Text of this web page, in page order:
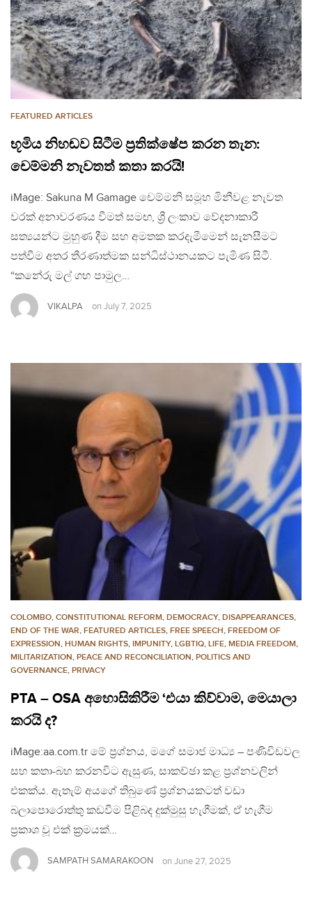
FEATURED ARTICLES
භූමිය නිහඬව සිටීම ප්‍රතික්ෂේප කරන තැන:
චෙම්මනි නැවතත් කතා කරයි!
iMage: Sakuna M Gamage චෙම්මනි සමූහ මිනීවළ නැවත
වරක් අනාවරණය වීමත් සමඟ, ශ්‍රී ලංකාව වේදනාකාරී
සත්‍යයන්ට මුහුණ දීම සහ අමතක කරදැමීමෙන් සැනසීමට
පත්වීම අතර තීරණාත්මක සන්ධිස්ථානයකට පැමිණ සිටී.
“කනේරු මල් ගහ පාමුල…
VIKALPA on July 7, 2025
COLOMBO, CONSTITUTIONAL REFORM, DEMOCRACY, DISAPPEARANCES,
END OF THE WAR, FEATURED ARTICLES, FREE SPEECH, FREEDOM OF
EXPRESSION, HUMAN RIGHTS, IMPUNITY, LGBTIQ, LIFE, MEDIA FREEDOM,
MILITARIZATION, PEACE AND RECONCILIATION, POLITICS AND
GOVERNANCE, PRIVACY
PTA – OSA අහොසිකිරීම ‘එයා කිව්වාම, මෙයාලා
කරයි ද?
iMage:aa.com.tr මේ ප්‍රශ්නය, මගේ සමාජ මාධ්‍ය – පණිවිඩවල
සහ කතා-බහ කරනවිට ඇසුණ, සාකච්ඡා කළ ප්‍රශ්නවලින්
එකක්ය. ඇතැම් අයගේ තිබුණේ ප්‍රශ්නයකටත් වඩා
බලාපොරොත්තු කඩවීම පිළිබද දුක්මුසු හැගීමක්, ඒ හැගීම
ප්‍රකාශ වූ එක් ක්‍රමයක්…
SAMPATH SAMARAKOON on June 27, 2025